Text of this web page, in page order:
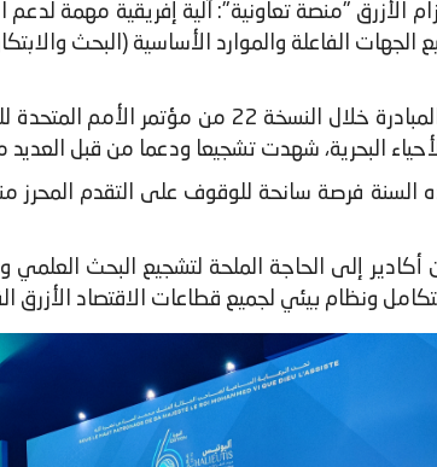
الأزرق "منصة تعاونية": آلية إفريقية مهمة لدعم
الفاعلة والموارد الأساسية (البحث
ومنذ إنشاء هذه المبادرة خلال
البحرية، شهدت تشجيعا ودعما من قبل العديد
أكادير إلى الحاجة الملحة لتشجيع البحث
متكامل ونظام بيئي لجميع قطاعات الاقتصاد الأزرق